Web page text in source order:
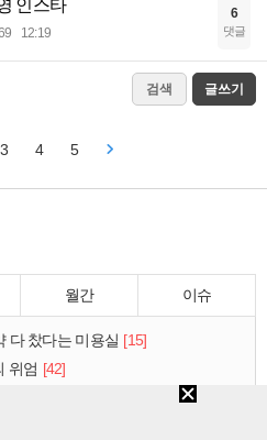
인스타
12:19
6
댓글
검색 글쓰기
3 4 5
월간 이슈
다 찼다는 미용실 [15]
위엄 [42]
[12]